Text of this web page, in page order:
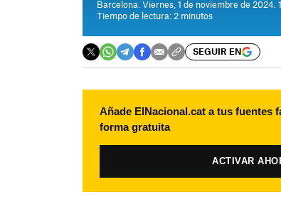
Barcelona. Viernes, 1 de noviembre de 2024.
Tiempo de lectura: 2 minutos
SEGUIR EN
Añade ElNacional.cat a tus fuentes
forma gratuita
ACTIVAR